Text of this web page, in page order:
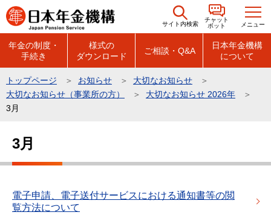
こ
の
先
サイト内検索
チャット
ボット
メニュー
年金の制度・
手続き
様式の
ダウンロード
ご相談・Q&A
日本年金機構
について
トップページ お知らせ
大切なお知らせ
大切なお知らせ（事業所の方）
大切なお知らせ 2026年
3月
こ
3月
電子申請、電子送付サービスにおける通知書等の閲
覧方法について